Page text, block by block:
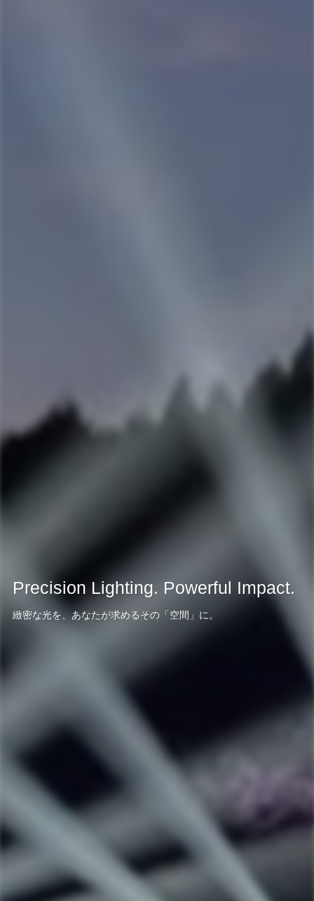
Precision Lighting. Powerful Impact.
緻密な光を、あなたが求めるその「空間」に。